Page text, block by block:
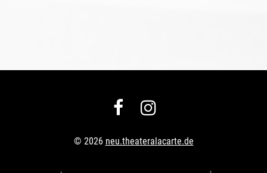
 
© 2026 neu.theateralacarte.de